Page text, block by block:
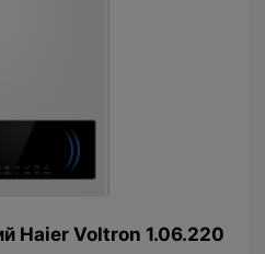
Haier Voltron 1.06.220